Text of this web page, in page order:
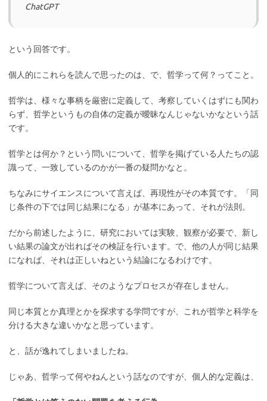
ChatGPT
という回答です。
個人的にこれらを読んで思ったのは、で、哲学って何？ってこと。
哲学は、様々な事柄を厳密に定義して、考察していくはずにも関わ
らず、哲学というもの自体の定義が曖昧なんじゃないかなという話
です。
哲学とは何か？という問いについて、哲学を掲げている人たちの認
識って、一致しているのかが一番の疑問かなと。
ちなみにサイエンスについて言えば、再現性がその本質です。「同
じ条件の下では同じ結果になる」が基本にあって、それが法則。
だから前述したように、研究においては実験、観察が必要で、新し
い結果の論文が出ればその検証を行います。で、他の人が同じ結果
になれば、それは正しいねという結論になるわけです。
哲学について言えば、そのようなプロセスが存在しません。
同じ本質とか真理とかを探求する学問ですが、これが哲学と科学を
分ける大きな違いかなと思っています。
と、話が逸れてしまいましたね。
じゃあ、哲学って何やねんという話なのですが、個人的な定義は、